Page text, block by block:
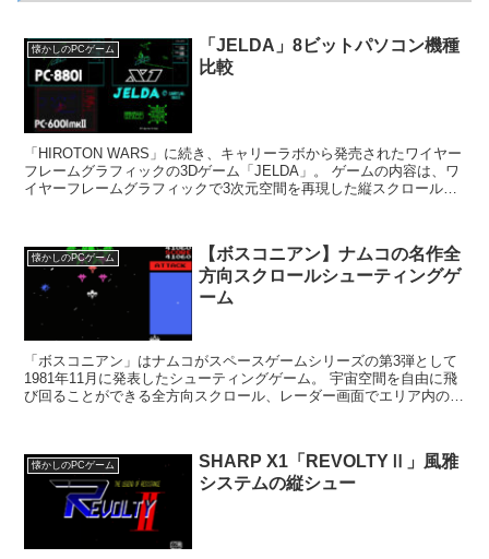
懐かしのPCゲーム
「JELDA」8ビットパソコン機種
比較
「HIROTON WARS」に続き、キャリーラボから発売されたワイヤー
フレームグラフィックの3Dゲーム「JELDA」。 ゲームの内容は、ワ
イヤーフレームグラフィックで3次元空間を再現した縦スクロールシ
懐かしのPCゲーム
【ボスコニアン】ナムコの名作全
方向スクロールシューティングゲ
ーム
「ボスコニアン」はナムコがスペースゲームシリーズの第3弾として
1981年11月に発表したシューティングゲーム。 宇宙空間を自由に飛
び回ることができる全方向スクロール、レーダー画面でエリア内の敵
懐かしのPCゲーム
SHARP X1「REVOLTYⅡ」風雅
システムの縦シュー